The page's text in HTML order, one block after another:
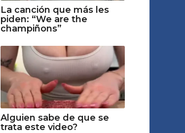
La canción que más les
piden: “We are the
champiñons”
Alguien sabe de que se
trata este video?